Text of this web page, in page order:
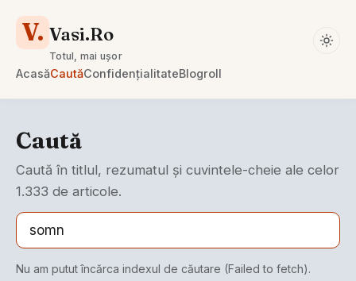
V. Vasi.Ro
Totul, mai ușor
AcasăCautăConfidențialitateBlogroll
Caută
Caută în titlul, rezumatul și cuvintele-cheie ale celor
1.333 de articole.
Nu am putut încărca indexul de căutare (Failed to fetch).